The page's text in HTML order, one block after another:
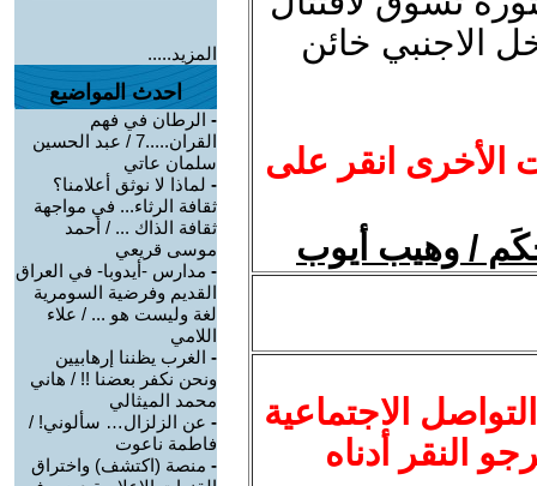
الاجنبي خائن
الأخرى انقر على
/ وهيب أيوب
الاجتماعية
النقر أدناه
المزيد.....
احدث المواضيع
- الرطان في فهم
القران.....7 / عبد الحسين
سلمان عاتي
- لماذا لا نوثق أعلامنا؟
ثقافة الرثاء... في مواجهة
ثقافة الذاك ... / أحمد
موسى قريعي
- مدارس -أيدوبا- في العراق
القديم وفرضية السومرية
لغة وليست هو ... / علاء
اللامي
- الغرب يظننا إرهابيين
ونحن نكفر بعضنا !! / هاني
محمد الميثالي
- عن الزلزال… سألوني! /
فاطمة ناعوت
- منصة (اكتشف) واختراق